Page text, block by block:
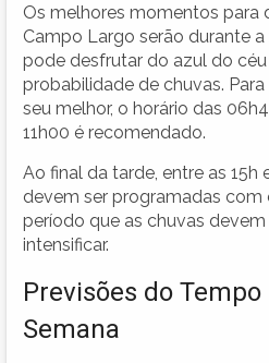
Os melhores momentos para
Campo Largo serão durante
pode desfrutar do azul do céu
probabilidade de chuvas.
seu melhor, o horário das
11h00 é recomendado.
Ao final da tarde, entre as 15h
devem ser programadas com
período que as chuvas
intensificar.
Previsões do
Semana